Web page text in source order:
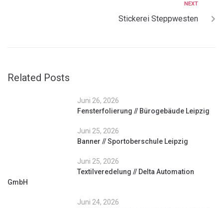
NEXT
Stickerei Steppwesten
Related Posts
Juni 26, 2026
Fensterfolierung // Bürogebäude Leipzig
Juni 25, 2026
Banner // Sportoberschule Leipzig
Juni 25, 2026
Textilveredelung // Delta Automation
GmbH
Juni 24, 2026